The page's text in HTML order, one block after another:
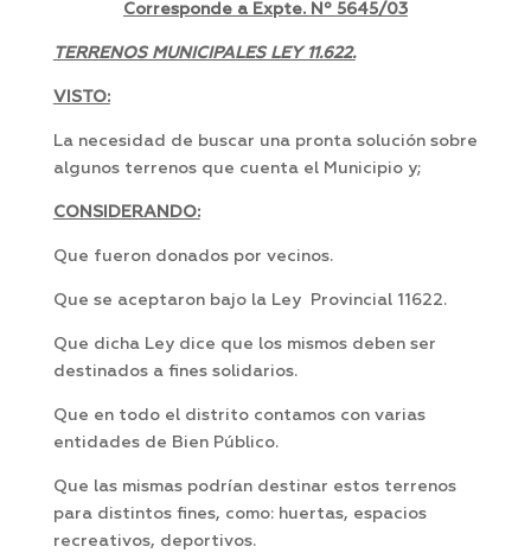
Corresponde a Expte. Nº 5645/03
TERRENOS MUNICIPALES LEY 11.622.
VISTO:
La necesidad de buscar una pronta solución sobre
algunos terrenos que cuenta el Municipio y;
CONSIDERANDO:
Que fueron donados por vecinos.
Que se aceptaron bajo la Ley Provincial 11622.
Que dicha Ley dice que los mismos deben ser
destinados a fines solidarios.
Que en todo el distrito contamos con varias
entidades de Bien Público.
Que las mismas podrían destinar estos terrenos
para distintos fines, como: huertas, espacios
recreativos, deportivos.